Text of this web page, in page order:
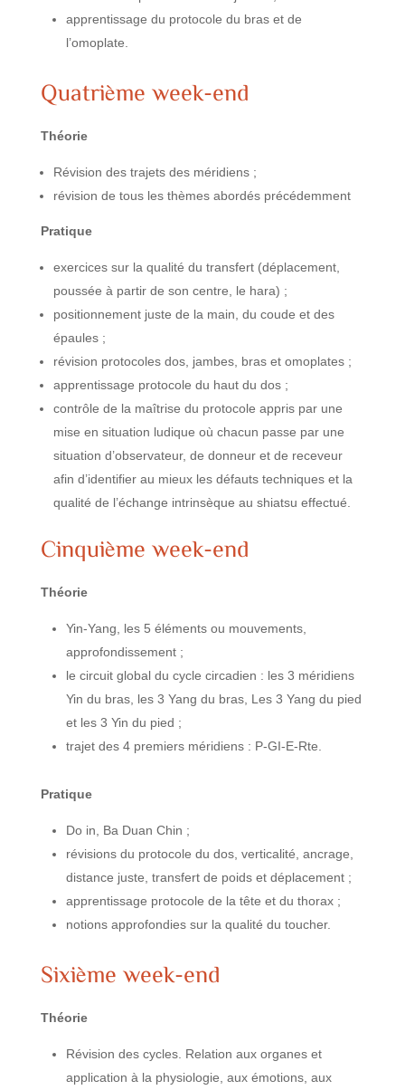
apprentissage du protocole du bras et de
l’omoplate.
Quatrième week-end
Théorie
Révision des trajets des méridiens ;
révision de tous les thèmes abordés précédemment
Pratique
exercices sur la qualité du transfert (déplacement,
poussée à partir de son centre, le hara) ;
positionnement juste de la main, du coude et des
épaules ;
révision protocoles dos, jambes, bras et omoplates ;
apprentissage protocole du haut du dos ;
contrôle de la maîtrise du protocole appris par une
mise en situation ludique où chacun passe par une
situation d’observateur, de donneur et de receveur
afin d’identifier au mieux les défauts techniques et la
qualité de l’échange intrinsèque au shiatsu effectué.
Cinquième week-end
Théorie
Yin-Yang, les 5 éléments ou mouvements,
approfondissement ;
le circuit global du cycle circadien : les 3 méridiens
Yin du bras, les 3 Yang du bras, Les 3 Yang du pied
et les 3 Yin du pied ;
trajet des 4 premiers méridiens : P-GI-E-Rte.
Pratique
Do in, Ba Duan Chin ;
révisions du protocole du dos, verticalité, ancrage,
distance juste, transfert de poids et déplacement ;
apprentissage protocole de la tête et du thorax ;
notions approfondies sur la qualité du toucher.
Sixième week-end
Théorie
Révision des cycles. Relation aux organes et
application à la physiologie, aux émotions, aux